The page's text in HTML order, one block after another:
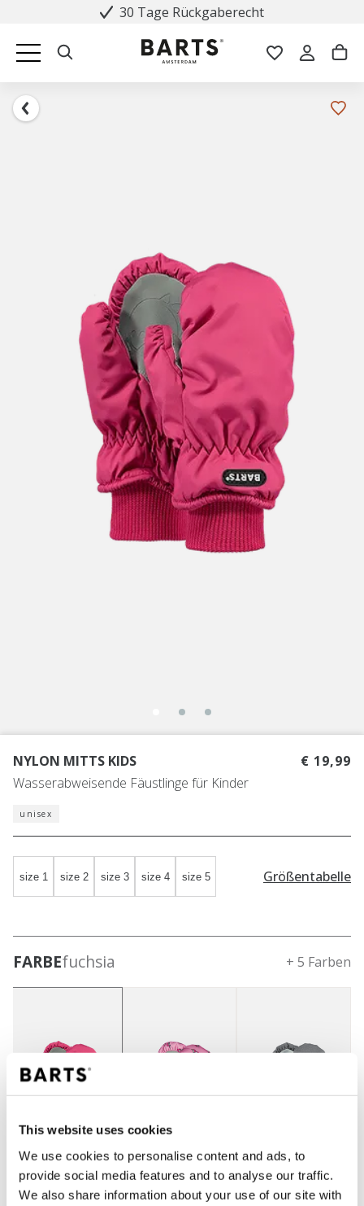
This website uses cookies
We use cookies to personalise content and ads, to
provide social media features and to analyse our traffic.
We also share information about your use of our site with
30 Tage Rückgaberecht
NYLON MITTS KIDS
Wasserabweisende Fäustlinge für Kinder
€ 19,99
unisex
size 1 size 2 size 3 size 4 size 5 Größentabelle
FARBEfuchsia + 5 Farben